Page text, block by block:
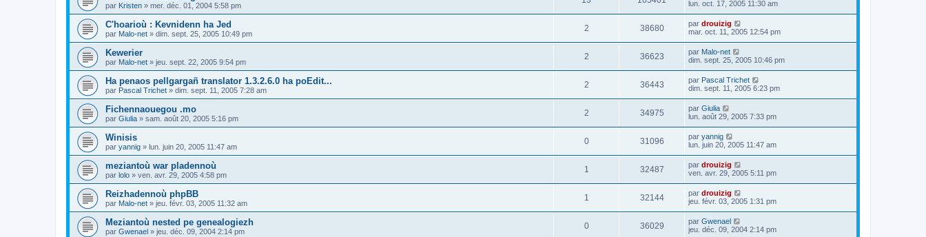
par Kristen » mer. déc. 01, 2004 5:58 pm
lun. oct. 17, 2005 11:30 am
C'hoarioù : Kevnidenn ha Jed
par Malo-net » dim. sept. 25, 2005 10:49 pm
2 38680 par drouizig
mar. oct. 11, 2005 12:54 pm
Kewerier
par Malo-net » jeu. sept. 22, 2005 9:54 pm
2 36623 par Malo-net
dim. sept. 25, 2005 10:46 pm
Ha penaos pellgargañ translator 1.3.2.6.0 ha poEdit...
par Pascal Trichet » dim. sept. 11, 2005 7:28 am
2 36443 par Pascal Trichet
dim. sept. 11, 2005 6:23 pm
Fichennaouegou .mo
par Giulia » sam. août 20, 2005 5:16 pm
2 34975 par Giulia
lun. août 29, 2005 7:33 pm
Winisis
par yannig » lun. juin 20, 2005 11:47 am
0 31096 par yannig
lun. juin 20, 2005 11:47 am
meziantoù war pladennoù
par lolo » ven. avr. 29, 2005 4:58 pm
1 32487 par drouizig
ven. avr. 29, 2005 5:11 pm
Reizhadennoù phpBB
par Malo-net » jeu. févr. 03, 2005 11:32 am
1 32144 par drouizig
jeu. févr. 03, 2005 1:31 pm
Meziantoù nested pe genealogiezh
par Gwenael » jeu. déc. 09, 2004 2:14 pm
0 36029 par Gwenael
jeu. déc. 09, 2004 2:14 pm